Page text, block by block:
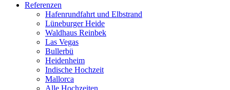
Referenzen
Hafenrundfahrt und Elbstrand
Lüneburger Heide
Waldhaus Reinbek
Las Vegas
Bullerbü
Heidenheim
Indische Hochzeit
Mallorca
Alle Hochzeiten